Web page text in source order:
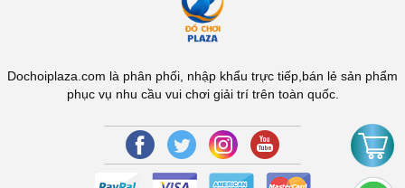
Dochoiplaza.com là phân phối, nhập khẩu trực tiếp,bán lẻ sản phẩm
phục vụ nhu cầu vui chơi giải trí trên toàn quốc.